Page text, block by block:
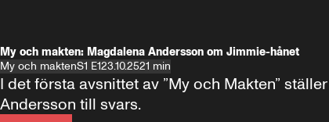
My och makten: Magdalena Andersson om Jimmie-hånet
My och maktenS1 E123.10.2521 min
I det första avsnittet av ”My och Makten”
Andersson till svars.